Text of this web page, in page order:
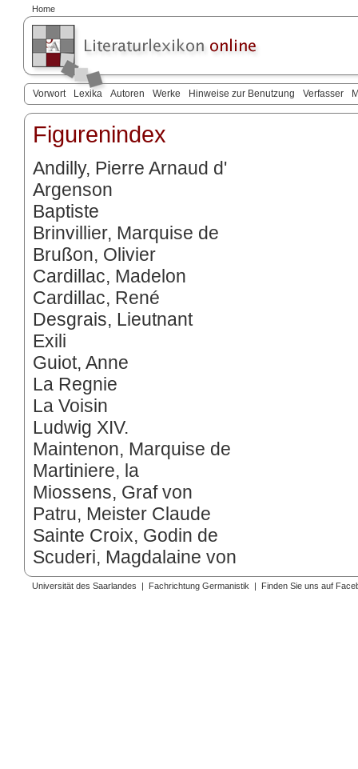
Home
Vorwort Lexika Autoren Werke Hinweise zur Benutzung Verfasser
Figurenindex
Andilly, Pierre Arnaud d'
Argenson
Baptiste
Brinvillier, Marquise de
Brußon, Olivier
Cardillac, Madelon
Cardillac, René
Desgrais, Lieutnant
Exili
Guiot, Anne
La Regnie
La Voisin
Ludwig XIV.
Maintenon, Marquise de
Martiniere, la
Miossens, Graf von
Patru, Meister Claude
Sainte Croix, Godin de
Scuderi, Magdalaine von
Universität des Saarlandes | Fachrichtung Germanistik | Finden Sie uns auf